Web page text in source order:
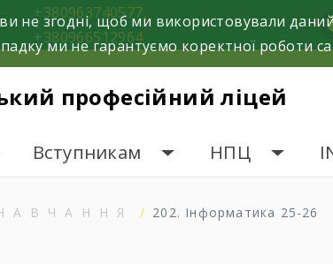
+380963740577,
+380966512964
професійний ліцей
Вступникам НПЦ
202. Інформатика 25-26
не згодні, щоб ми використовували
ми не гарантуємо коректної роботи